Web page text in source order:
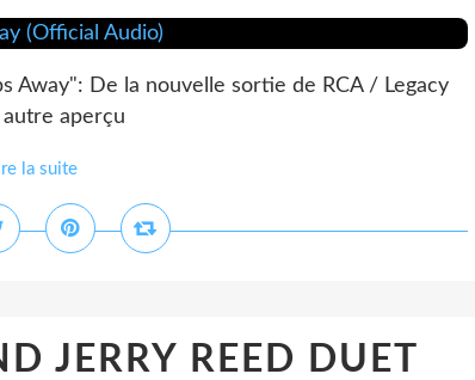
Away": De la nouvelle sortie de RCA / Legacy
autre aperçu
la suite
JERRY REED DUET